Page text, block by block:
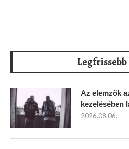
Az elemzők
kezelésében
2026.08.06.